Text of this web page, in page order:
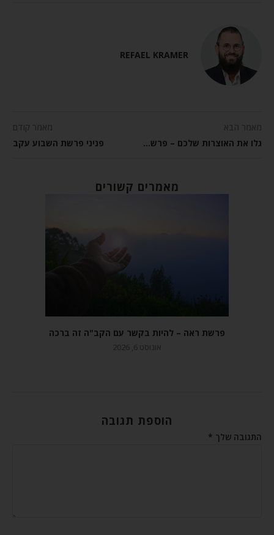
REFAEL KRAMER
מאמר הבא
גלו את האוצרות שלכם – פרשת השבוע עקב
מאמר קודם
פניני פרשת השבוע עקב
מאמרים קשורים
פרשת ראה – להיות בקשר עם הקב"ה זה ברכה
אוגוסט 6, 2026
הוספת תגובה
התגובה שלך *